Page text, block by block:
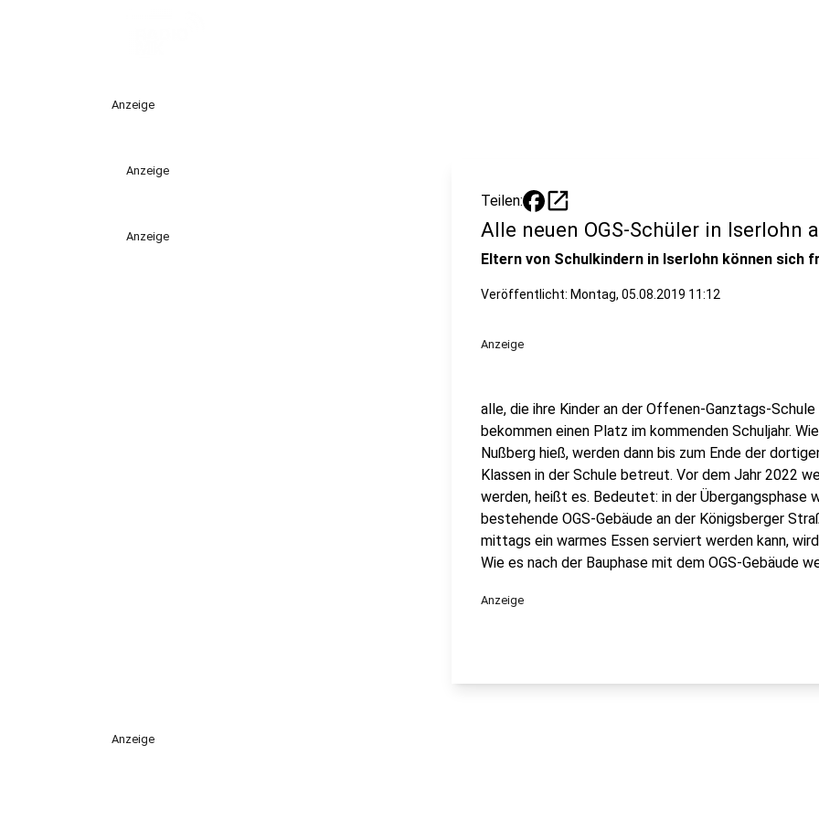
Anzeige
Anzeige
Anzeige
Teilen: open_in_new
Alle neuen OGS-Schüler in Iserlohn
Eltern von Schulkindern in Iserlohn können sich
Veröffentlicht: Montag, 05.08.2019 11:12
Anzeige
alle, die ihre Kinder an der Offenen-Ganztags-
bekommen einen Platz im kommenden Schuljahr.
Nußberg hieß, werden dann bis zum Ende der
Klassen in der Schule betreut. Vor dem Jahr 2022
werden, heißt es. Bedeutet: in der Übergangsphase
bestehende OGS-Gebäude an der Königsberger
mittags ein warmes Essen serviert werden kann,
Wie es nach der Bauphase mit dem OGS-Gebäude
Anzeige
Anzeige